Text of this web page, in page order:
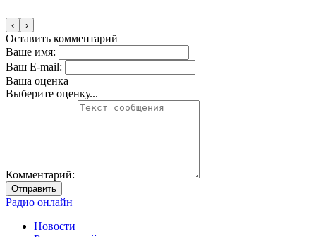
‹ ›
Оставить комментарий
Ваше имя:
Ваш E-mail:
Ваша оценка
Выберите оценку...
Комментарий:
Отправить
Радио онлайн
Новости